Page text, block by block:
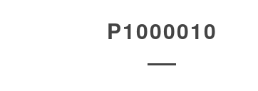
P1000010